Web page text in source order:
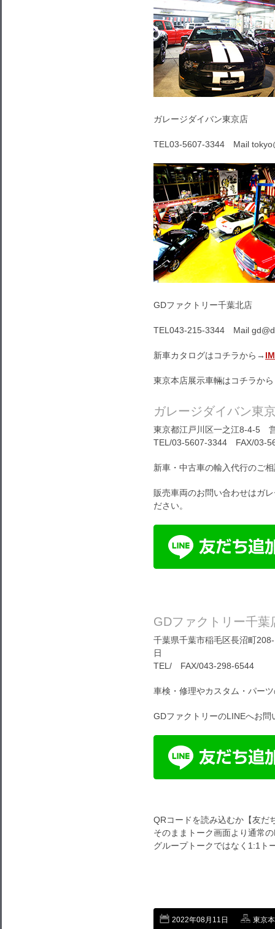
ガレージダイバン東京店
TEL03-5607-3344 Mail
GDファクトリー千葉北店
TEL043-215-3344 Mail
新車カタログはコチラから→
東京本店展示車輛はコチラか
ガレージダイバン東
東京都江戸川区一之江8-4-5
TEL/03-5607-3344 FAX/03-
新車・中古車の輸入代行のご
販売車両のお問い合わせはガ
ださい。
GDファクトリー千葉
千葉県千葉市稲毛区長沼町
日
TEL/ FAX/043-298-6544
車検・修理やカスタム・パー
GDファクトリーのLINEへお問
QRコードを読み込むか【友だ
そのままトーク画面より通常
グループトークではなく1:1ト
2022年08月11日 東京